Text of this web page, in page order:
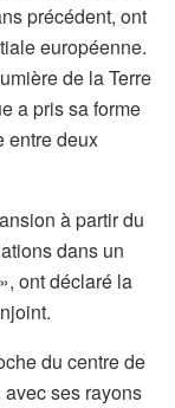
précédent, ont
européenne.
de la Terre
a pris sa forme
entre deux
à partir du
dans un
ont déclaré la
du centre de
avec ses rayons